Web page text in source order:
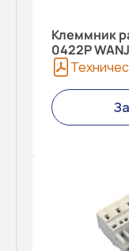
Клеммник
0422P